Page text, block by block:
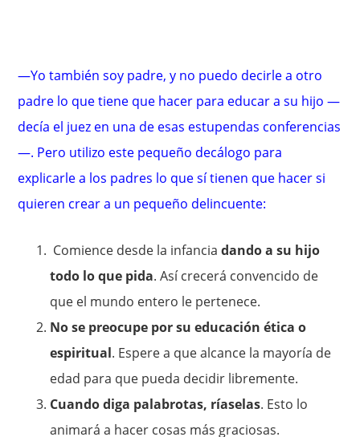
—Yo también soy padre, y no puedo decirle a otro
padre lo que tiene que hacer para educar a su hijo —
decía el juez en una de esas estupendas conferencias
—. Pero utilizo este pequeño decálogo para
explicarle a los padres lo que sí tienen que hacer si
quieren crear a un pequeño delincuente:
Comience desde la infanciadando a su hijo
todo lo que pida. Así crecerá convencido de
que el mundo entero le pertenece.
No se preocupe por su educación ética o
espiritual. Espere a que alcance la mayoría de
edad para que pueda decidir libremente.
Cuando diga palabrotas, ríaselas. Esto lo
animará a hacer cosas más graciosas.